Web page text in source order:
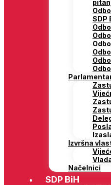
SDP
Izvršna
Načelnici
SDP BiH